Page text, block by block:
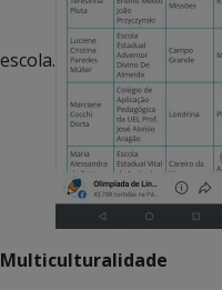
escola.
Multiculturalidade